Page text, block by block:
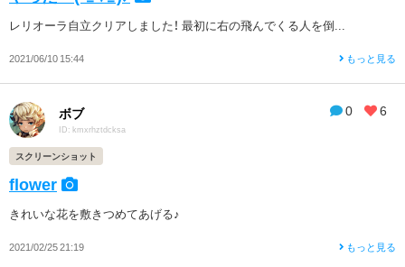
レリオーラ自立クリアしました！ 最初に右の飛んでくる人を倒...
2021/06/10 15:44 もっと見る
0 6
ボブ
ID: kmxrhztdcksa
スクリーンショット
flower
きれいな花を敷きつめてあげる♪
2021/02/25 21:19 もっと見る